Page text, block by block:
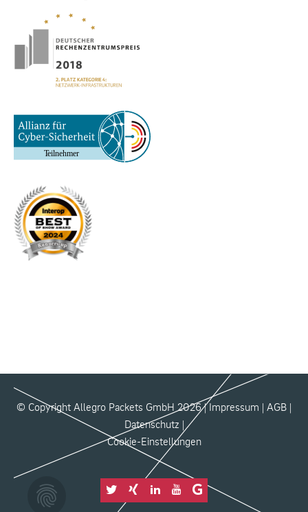
© Copyright Allegro Packets GmbH 2026 |Impressum | AGB |
Datenschutz |
Cookie-Einstellungen